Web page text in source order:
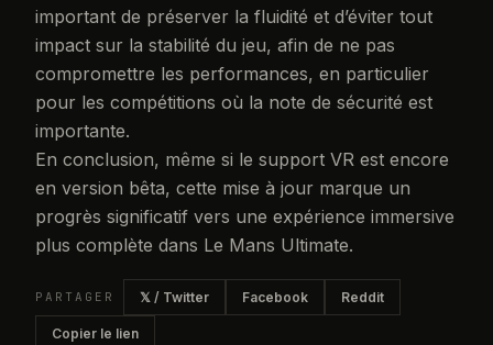
important de préserver la fluidité et d’éviter tout
impact sur la stabilité du jeu, afin de ne pas
compromettre les performances, en particulier
pour les compétitions où la note de sécurité est
importante.
En conclusion, même si le support VR est encore
en version bêta, cette mise à jour marque un
progrès significatif vers une expérience immersive
plus complète dans Le Mans Ultimate.
PARTAGER 𝕏 / Twitter Facebook Reddit
Copier le lien